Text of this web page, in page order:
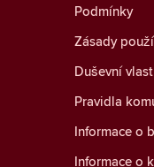
Podmínky
Zásady
Duševní
Pravidla
Informace o
Informace o